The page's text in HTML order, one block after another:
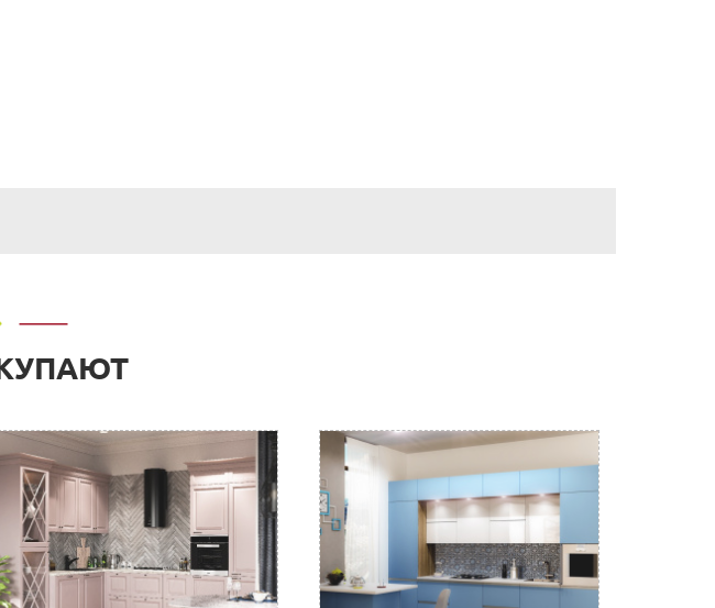
д.64, корп.1.
лиц.
прислать их нам на электронную почту (почта сайта)
можно оплатить в любом отделении банка, либо через Ваш интернет или
согласно полученному счету.
д.64, корп.1)